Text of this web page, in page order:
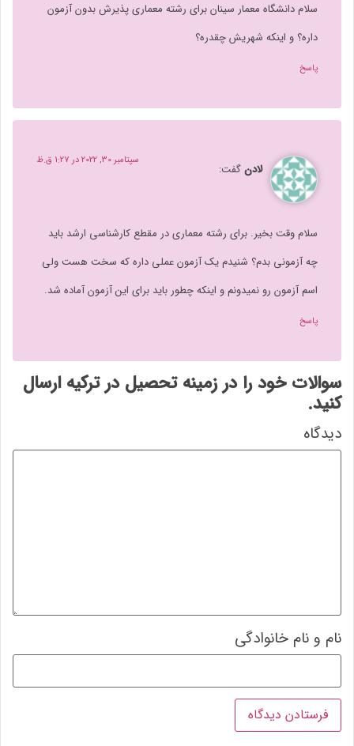
سلام دانشگاه معمار سینان برای رشته معماری پذیرش بدون آزمون
داره؟ و اینکه شهریش چقدره؟
پاسخ
لادنگفت:
سپتامبر 30, 2022 در 1:27 ق.ظ
سلام وقت بخیر. برای رشته معماری در مقطع کارشناسی ارشد باید
چه آزمونی بدم؟ شنیدم یک آزمون عملی داره که سخت هست ولی
اسم آزمون رو نمیدونم و اینکه چطور باید برای این آزمون آماده شد.
پاسخ
سوالات خود را در زمینه تحصیل در ترکیه ارسال
کنید.
دیدگاه
نام و نام خانوادگی